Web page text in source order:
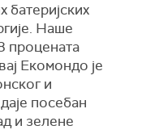
Наше
процената
Екомондо је
и
посебан
и зелене